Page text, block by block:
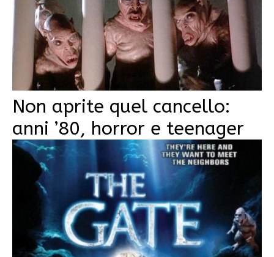
Non aprite quel cancello:
anni ’80, horror e teenager